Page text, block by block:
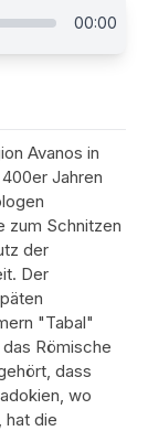
00:00
Avanos in
Jahren
zum Schnitzen
der
Der
"Tabal"
Römische
dass
wo
hat die